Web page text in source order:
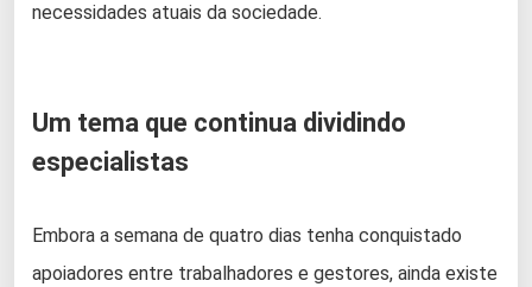
necessidades atuais da sociedade.
Um tema que continua dividindo
especialistas
Embora a semana de quatro dias tenha conquistado
apoiadores entre trabalhadores e gestores, ainda existe